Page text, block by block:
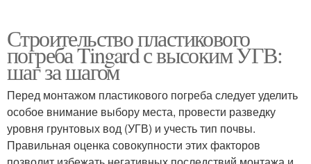
Строительство пластикового
погреба Tingard с высоким УГВ:
шаг за шагом
Перед монтажом пластикового погреба следует уделить
особое внимание выбору места, провести разведку
уровня грунтовых вод (УГВ) и учесть тип почвы.
Правильная оценка совокупности этих факторов